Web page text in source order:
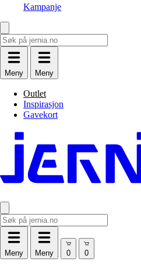
Kampanje
Meny Meny
Outlet
Inspirasjon
Gavekort
Meny Meny